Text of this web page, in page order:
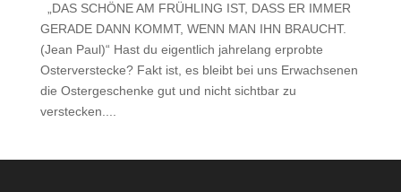
„DAS SCHÖNE AM FRÜHLING IST, DASS ER IMMER
GERADE DANN KOMMT, WENN MAN IHN BRAUCHT.
(Jean Paul)“ Hast du eigentlich jahrelang erprobte
Osterverstecke? Fakt ist, es bleibt bei uns Erwachsenen
die Ostergeschenke gut und nicht sichtbar zu
verstecken....